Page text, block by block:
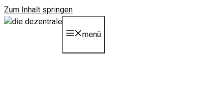
Zum Inhalt springen
menü